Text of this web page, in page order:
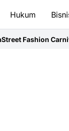
Hukum
2026: Karya